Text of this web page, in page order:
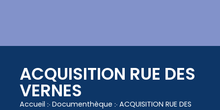
ACQUISITION RUE DES
VERNES
Accueil ჻ Documenthèque ჻ ACQUISITION RUE DES